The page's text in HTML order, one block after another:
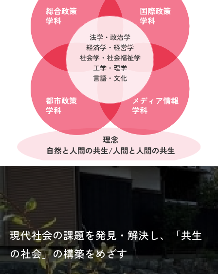
現代社会の課題を発見・解決し、「共生
の社会」の構築をめざす